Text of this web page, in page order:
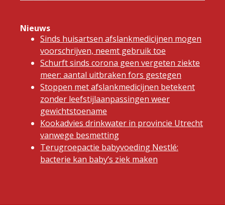
Nieuws
Sinds huisartsen afslankmedicijnen mogen
voorschrijven, neemt gebruik toe
Schurft sinds corona geen vergeten ziekte
meer: aantal uitbraken fors gestegen
Stoppen met afslankmedicijnen betekent
zonder leefstijlaanpassingen weer
gewichtstoename
Kookadvies drinkwater in provincie Utrecht
vanwege besmetting
Terugroepactie babyvoeding Nestlé:
bacterie kan baby’s ziek maken